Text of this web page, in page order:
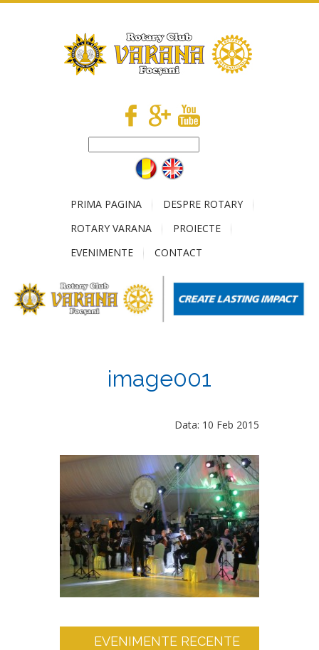
PRIMA PAGINA
DESPRE ROTARY
ROTARY VARANA
PROIECTE
EVENIMENTE
CONTACT
image001
Data: 10 Feb 2015
EVENIMENTE RECENTE